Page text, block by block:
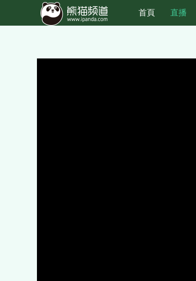
首頁 直播